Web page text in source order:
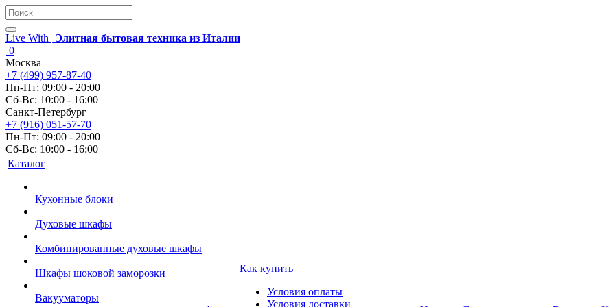
Live With
Элитная бытовая техника из Италии
0
Москва
+7 (499) 957-87-40
Пн-Пт: 09:00 - 20:00
Сб-Вс: 10:00 - 16:00
Санкт-Петербург
+7 (916) 051-57-70
Пн-Пт: 09:00 - 20:00
Сб-Вс: 10:00 - 16:00
Каталог
Кухонные блоки
Духовые шкафы
Комбинированные духовые шкафы
Шкафы шоковой заморозки
Вакууматоры
Как купить
Условия оплаты
Условия доставки